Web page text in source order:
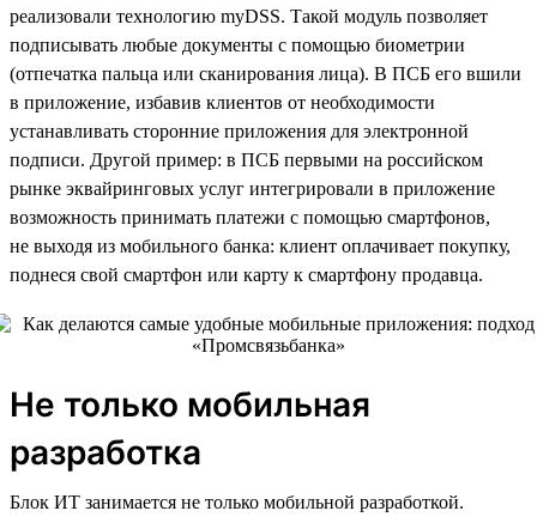
реализовали технологию myDSS. Такой модуль позволяет
подписывать любые документы с помощью биометрии
(отпечатка пальца или сканирования лица). В ПСБ его вшили
в приложение, избавив клиентов от необходимости
устанавливать сторонние приложения для электронной
подписи. Другой пример: в ПСБ первыми на российском
рынке эквайринговых услуг интегрировали в приложение
возможность принимать платежи с помощью смартфонов,
не выходя из мобильного банка: клиент оплачивает покупку,
поднеся свой смартфон или карту к смартфону продавца.
Не только мобильная
разработка
Блок ИТ занимается не только мобильной разработкой.